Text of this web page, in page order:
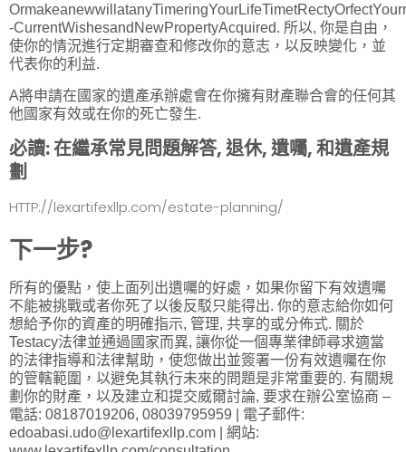
-CurrentWishesandNewPropertyAcquired. 所以, 你是自由，
使你的情況進行定期審查和修改你的意志，以反映變化，並
代表你的利益.
A將申請在國家的遺產承辦處會在你擁有財產聯合會的任何其
他國家有效或在你的死亡發生.
必讀:在繼承常見問題解答, 退休, 遺囑, 和遺產規
劃
HTTP://lexartifexllp.com/estate-planning/
下一步?
所有的優點，使上面列出遺囑的好處，如果你留下有效遺囑
不能被挑戰或者你死了以後反駁只能得出. 你的意志給你如何
想給予你的資產的明確指示, 管理, 共享的或分佈式. 關於
Testacy法律並通過國家而異, 讓你從一個專業律師尋求適當
的法律指導和法律幫助，使您做出並簽署一份有效遺囑在你
的管轄範圍，以避免其執行未來的問題是非常重要的. 有關規
劃你的財產，以及建立和提交威爾討論, 要求在辦公室協商 –
電話: 08187019206, 08039795959 | 電子郵件:
edoabasi.udo@lexartifexllp.com | 網站: